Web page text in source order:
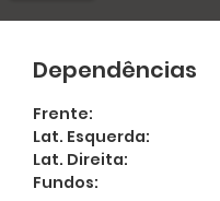
Dependências
Frente:
Lat. Esquerda:
Lat. Direita:
Fundos: